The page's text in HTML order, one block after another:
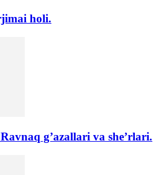
holi.
g’azallari va she’rlari.